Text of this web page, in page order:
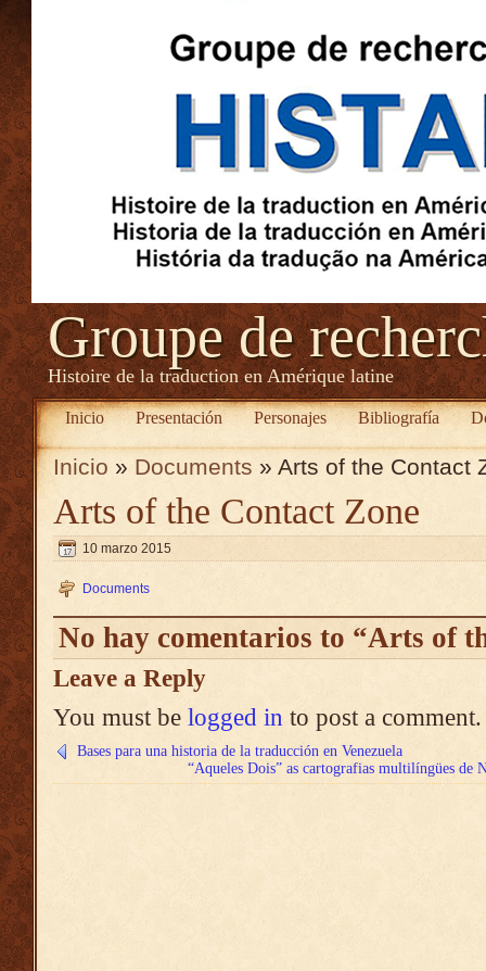
Groupe de
Histoire de la traduction en Amérique latine
Inicio Presentación Personajes Bibliografía
Inicio » Documents » Arts of the Contact
Arts of the Contact Zone
10 marzo 2015
Documents
No hay comentarios to “Arts of
Leave a Reply
You must be logged in to post a comment.
Bases para una historia de la traducción en Venezuela
“Aqueles Dois” as cartografias multilíngües de